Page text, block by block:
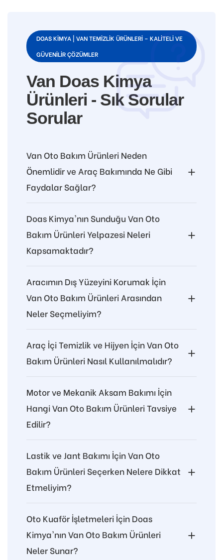
DOAS KIMYA | VAN TEMIZLIK ÜRÜNLERI – KALITELI VE
GÜVENILIR ÇÖZÜMLER
Van Doas Kimya
Ürünleri - Sık Sorular
Sorular
Van Oto Bakım Ürünleri Neden
Önemlidir ve Araç Bakımında Ne Gibi
Faydalar Sağlar?
Doas Kimya'nın Sunduğu Van Oto
Bakım Ürünleri Yelpazesi Neleri
Kapsamaktadır?
Aracımın Dış Yüzeyini Korumak İçin
Van Oto Bakım Ürünleri Arasından
Neler Seçmeliyim?
Araç İçi Temizlik ve Hijyen İçin Van Oto
Bakım Ürünleri Nasıl Kullanılmalıdır?
Motor ve Mekanik Aksam Bakımı İçin
Hangi Van Oto Bakım Ürünleri Tavsiye
Edilir?
Lastik ve Jant Bakımı İçin Van Oto
Bakım Ürünleri Seçerken Nelere Dikkat
Etmeliyim?
Oto Kuaför İşletmeleri İçin Doas
Kimya'nın Van Oto Bakım Ürünleri
Neler Sunar?